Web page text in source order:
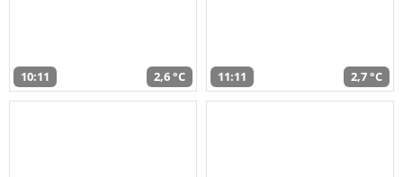
10:11 2,6 °C 11:11 2,7 °C